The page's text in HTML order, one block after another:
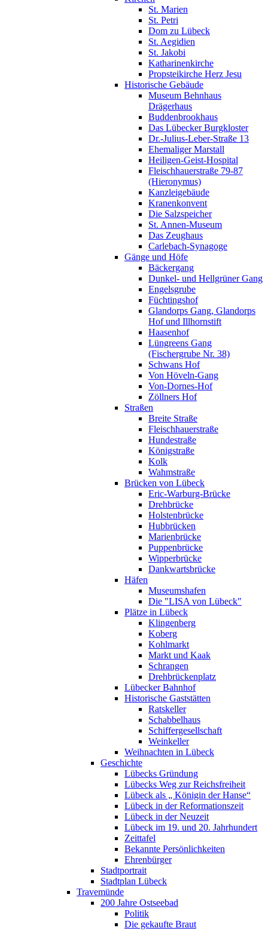
St. Marien
St. Petri
Dom zu Lübeck
St. Aegidien
St. Jakobi
Katharinenkirche
Propsteikirche Herz Jesu
Historische Gebäude
Museum Behnhaus
Drägerhaus
Buddenbrookhaus
Das Lübecker Burgkloster
Dr.-Julius-Leber-Straße 13
Ehemaliger Marstall
Heiligen-Geist-Hospital
Fleischhauerstraße 79-87
(Hieronymus)
Kanzleigebäude
Kranenkonvent
Die Salzspeicher
St. Annen-Museum
Das Zeughaus
Carlebach-Synagoge
Gänge und Höfe
Bäckergang
Dunkel- und Hellgrüner Gang
Engelsgrube
Füchtingshof
Glandorps Gang, Glandorps
Hof und Illhornstift
Haasenhof
Lüngreens Gang
(Fischergrube Nr. 38)
Schwans Hof
Von Höveln-Gang
Von-Dornes-Hof
Zöllners Hof
Straßen
Breite Straße
Fleischhauerstraße
Hundestraße
Königstraße
Kolk
Wahmstraße
Brücken von Lübeck
Eric-Warburg-Brücke
Drehbrücke
Holstenbrücke
Hubbrücken
Marienbrücke
Puppenbrücke
Wipperbrücke
Dankwartsbrücke
Häfen
Museumshafen
Die "LISA von Lübeck"
Plätze in Lübeck
Klingenberg
Koberg
Kohlmarkt
Markt und Kaak
Schrangen
Drehbrückenplatz
Lübecker Bahnhof
Historische Gaststätten
Ratskeller
Schabbelhaus
Schiffergesellschaft
Weinkeller
Weihnachten in Lübeck
Geschichte
Lübecks Gründung
Lübecks Weg zur Reichsfreiheit
Lübeck als „ Königin der Hanse“
Lübeck in der Reformationszeit
Lübeck in der Neuzeit
Lübeck im 19. und 20. Jahrhundert
Zeittafel
Bekannte Persönlichkeiten
Ehrenbürger
Stadtportrait
Stadtplan Lübeck
Travemünde
200 Jahre Ostseebad
Politik
Die gekaufte Braut